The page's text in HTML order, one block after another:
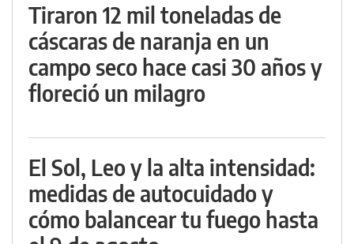
Tiraron 12 mil toneladas de
cáscaras de naranja en un
campo seco hace casi 30 años y
floreció un milagro
El Sol, Leo y la alta intensidad:
medidas de autocuidado y
cómo balancear tu fuego hasta